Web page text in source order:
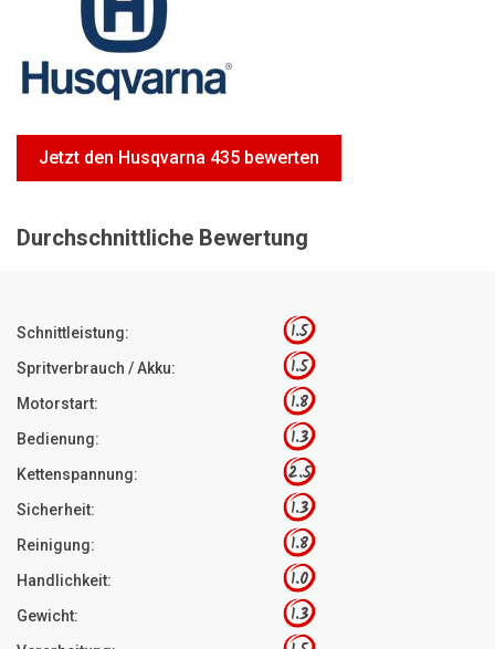
Freischneider
Jetzt Bewerten
Jetzt den Husqvarna 435 bewerten
Durchschnittliche Bewertung
Schnittleistung: 1.5
Spritverbrauch / Akku: 1.5
Motorstart: 1.8
Bedienung: 1.3
Kettenspannung: 2.5
Sicherheit: 1.3
Reinigung: 1.8
Handlichkeit: 1.0
Gewicht: 1.3